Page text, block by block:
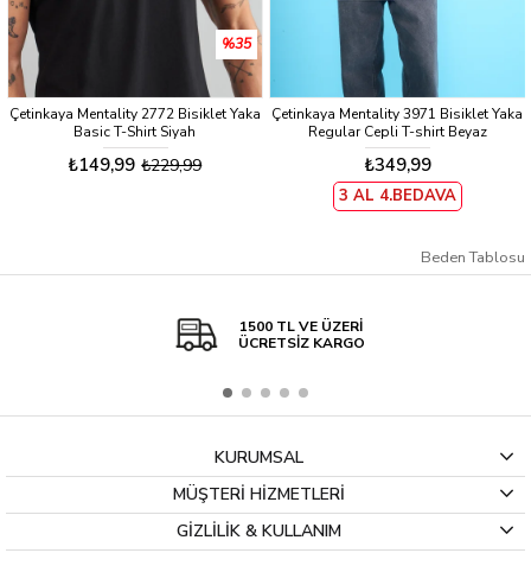
Çetinkaya Mentality 2772 Bisiklet Yaka
Basic T-Shirt Siyah
₺149,99 ₺229,99
%35
Çetinkaya Mentality 3971 Bisiklet Yaka
Regular Cepli T-shirt Beyaz
₺349,99
3 AL 4.BEDAVA
Beden Tablosu
1500 TL VE ÜZERİ
ÜCRETSİZ KARGO
KURUMSAL
MÜŞTERİ HİZMETLERİ
GİZLİLİK & KULLANIM